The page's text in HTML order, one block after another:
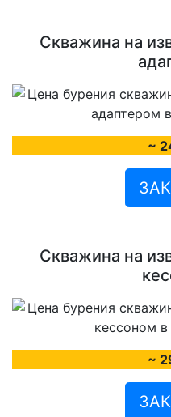
Скважина на
~
Скважина на
~